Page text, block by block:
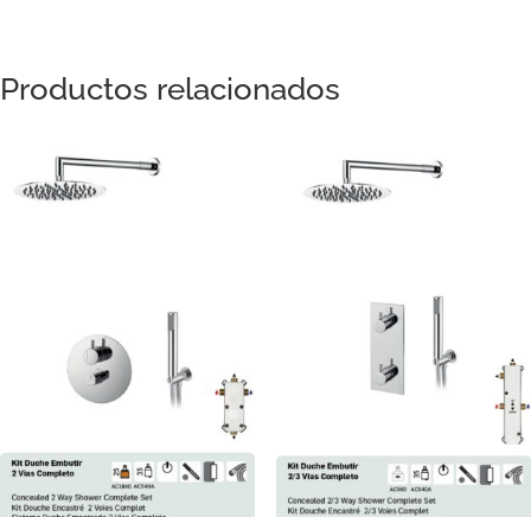
Productos relacionados